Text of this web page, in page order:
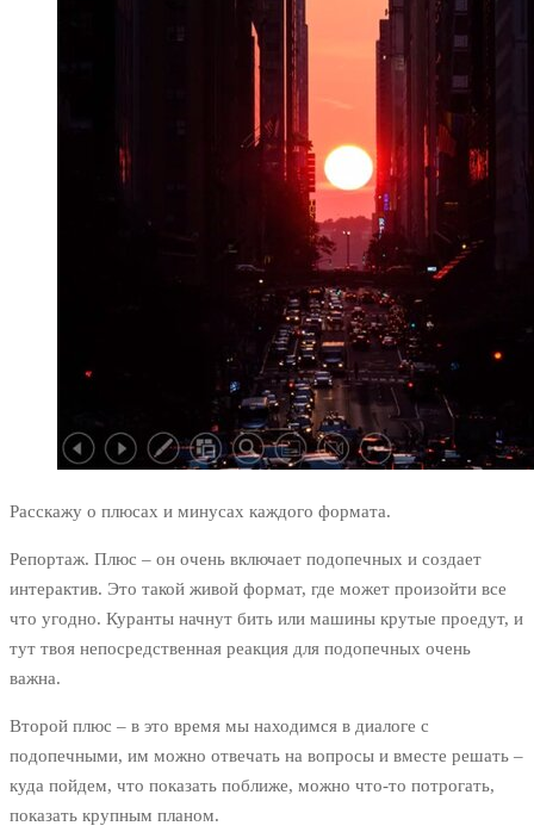
Расскажу о плюсах и минусах каждого формата.
Репортаж. Плюс – он очень включает подопечных и создает
интерактив. Это такой живой формат, где может произойти все
что угодно. Куранты начнут бить или машины крутые проедут, и
тут твоя непосредственная реакция для подопечных очень
важна.
Второй плюс – в это время мы находимся в диалоге с
подопечными, им можно отвечать на вопросы и вместе решать –
куда пойдем, что показать поближе, можно что-то потрогать,
показать крупным планом.